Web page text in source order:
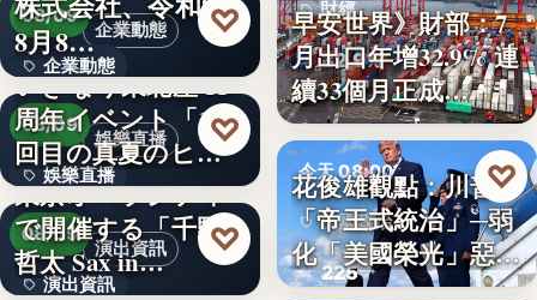
300人
企業動態
08/09
企業動態
文字
8月8…
♡
娛樂直播
08/09
娛樂直播
11
いぎなり東北産 11
周年イベント「11
回目の真夏のヒロ
イ…
♡
演出資訊
08/09
演出資訊
東京オペラシティ
で開催する「千野
哲太 Sax in…
♡
財經
32.9%
早安世界》財部：7
月出口年增32.9% 連
續33個月正成…
今天 08:00
美國政治
225
花俊雄觀點：川普
「帝王式統治」─弱
化「美國榮光」惡化
「民…
♡